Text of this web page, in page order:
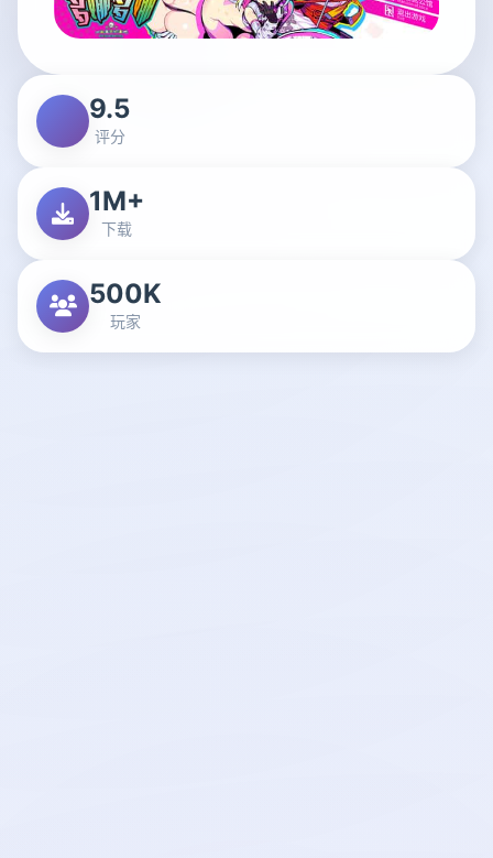
9.5
评分
1M+
下载
500K
玩家